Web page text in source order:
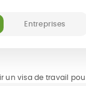
Entreprises
et médicaux
et médicaux
Devenir
un visa de travail